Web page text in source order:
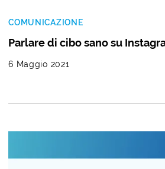
COMUNICAZIONE
Parlare di cibo sano su
6 Maggio 2021